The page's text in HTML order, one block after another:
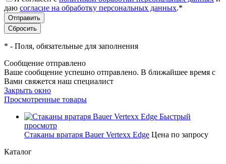
даю согласие на обработку персональных данных.*
* - Поля, обязательные для заполнения
Сообщение отправлено
Ваше сообщение успешно отправлено. В ближайшее время с
Вами свяжется наш специалист
Закрыть окно
Просмотренные товары
Быстрый
просмотр
Стаканы вратаря Bauer Vertexx Edge Цена по запросу
Каталог